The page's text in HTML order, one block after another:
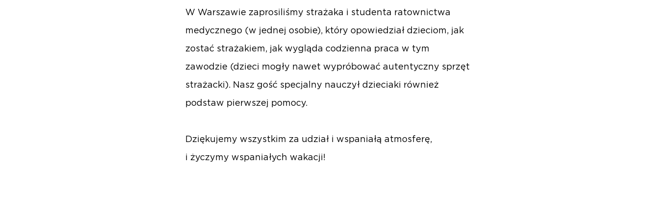
W Warszawie zaprosiliśmy strażaka i studenta ratownictwa
medycznego (w jednej osobie), który opowiedział dzieciom, jak
zostać strażakiem, jak wygląda codzienna praca w tym
zawodzie (dzieci mogły nawet wypróbować autentyczny sprzęt
strażacki). Nasz gość specjalny nauczył dzieciaki również
podstaw pierwszej pomocy.
Dziękujemy wszystkim za udział i wspaniałą atmosferę,
i życzymy wspaniałych wakacji!